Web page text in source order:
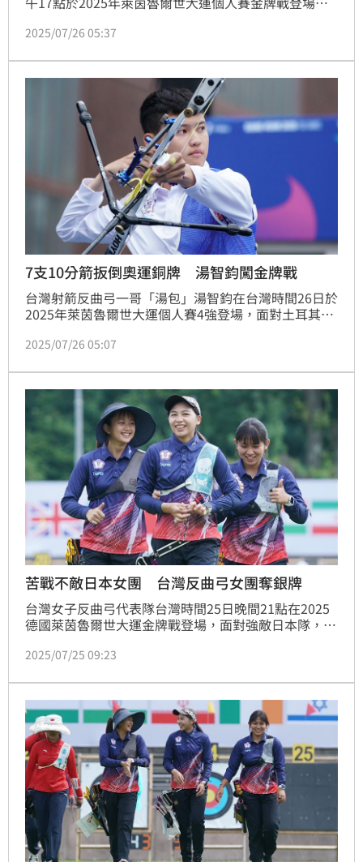
湯智鈞挺住壓力，漂亮射出10分箭，幫助台灣奪下第3
2025/07/26 05:37
7支10分箭扳倒奧運銅牌 湯智鈞闖金牌戰
台灣射箭反曲弓一哥「湯包」湯智鈞在台灣時間26日於
2025年萊茵魯爾世大運個人賽4強登場，面對土耳其好
箭，輾壓奧運銅牌圖梅爾，稍後將在17點21將與中國
個人賽金牌。
2025/07/26 05:07
苦戰不敵日本女團 台灣反曲弓女團奪銀牌
台灣女子反曲弓代表隊台灣時間25日晚間21點在2025
德國萊茵魯爾世大運金牌戰登場，面對強敵日本隊，台
團搶下，最終以2比6落敗，收下銀牌。
2025/07/25 09:23